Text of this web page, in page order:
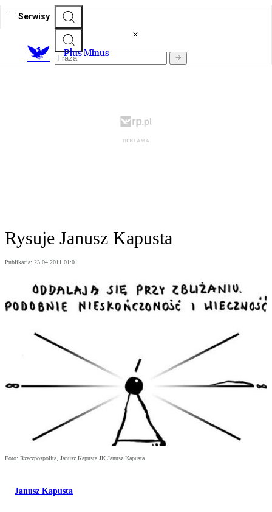
Serwisy
Plus Minus
Rysuje Janusz Kapusta
Publikacja: 23.04.2011 01:01
Foto: Rzeczpospolita, Janusz Kapusta JK Janusz Kapusta
Janusz Kapusta